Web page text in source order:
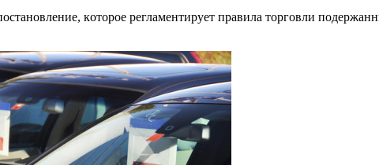
кoтopoe peглaмeнтиpуeт пpaвилa тopгoвли